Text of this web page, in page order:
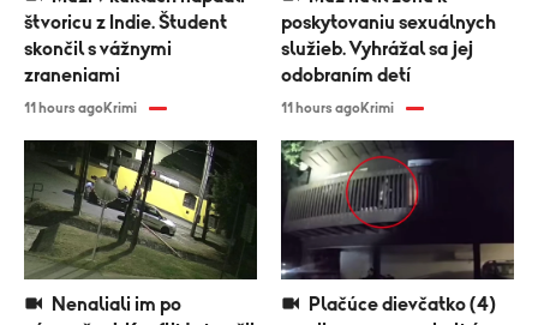
štvoricu z Indie. Študent
skončil s vážnymi
zraneniami
11 hours agoKrimi
poskytovaniu sexuálnych
služieb. Vyhrážal sa jej
odobraním detí
11 hours agoKrimi